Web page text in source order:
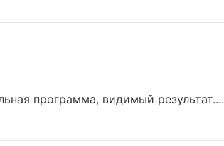
программа, видимый результат....